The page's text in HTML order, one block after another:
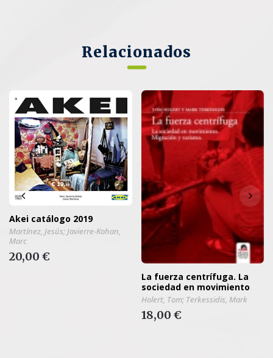
Relacionados
Akei catálogo 2019
Martínez, Jesús; Javierre-Kohan,
Marc
20,00 €
La fuerza centrífuga. La
sociedad en movimiento
Holert, Tom; Terkessidis, Mark
18,00 €